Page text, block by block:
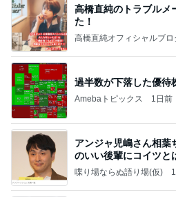
高橋直純のトラブルメ
た！
高橋直純オフィシャルブロ
過半数が下落した優待
Amebaトピックス 1日前
アンジャ児嶋さん相葉
のいい後輩にコイツと
喋り場ならぬ語り場(仮)